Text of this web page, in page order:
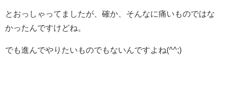
とおっしゃってましたが、確か、そんなに痛いものではな
かったんですけどね。
でも進んでやりたいものでもないんですよね(^^;)